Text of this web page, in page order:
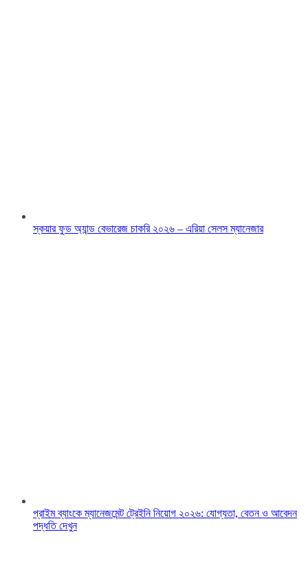
স্কয়ার ফুড অ্যান্ড বেভারেজ চাকরি ২০২৬ – এরিয়া সেলস ম্যানেজার
প্রাইম ব্যাংকে ম্যানেজমেন্ট ট্রেইনি নিয়োগ ২০২৬: যোগ্যতা, বেতন ও আবেদন
পদ্ধতি দেখুন